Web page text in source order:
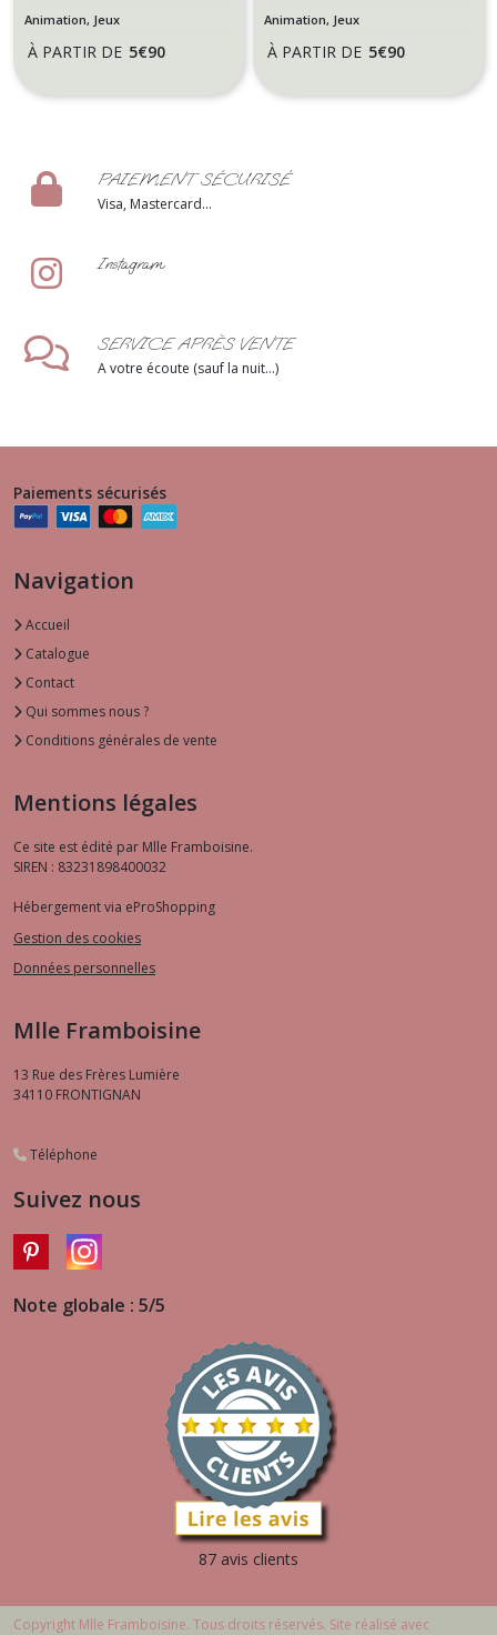
Animation mariage -
Animation, Jeux
À PARTIR DE 5€90
Animation mariage -
Animation, Jeux
À PARTIR DE 5€90
PAIEMENT SÉCURISÉ
Visa, Mastercard...
Instagram
SERVICE APRÈS VENTE
A votre écoute (sauf la nuit...)
Paiements sécurisés
Navigation
Accueil
Catalogue
Contact
Qui sommes nous ?
Conditions générales de vente
Mentions légales
Ce site est édité par Mlle Framboisine.
SIREN : 83231898400032
Hébergement via eProShopping
Gestion des cookies
Données personnelles
Mlle Framboisine
13 Rue des Frères Lumière
34110 FRONTIGNAN
Téléphone
Suivez nous
Note globale : 5/5
87 avis clients
Copyright Mlle Framboisine. Tous droits réservés. Site réalisé avec